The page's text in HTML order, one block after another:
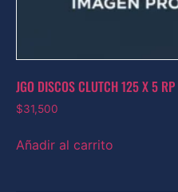
JGO DISCOS CLUTCH 125 X 5
$31,500
Añadir al carrito